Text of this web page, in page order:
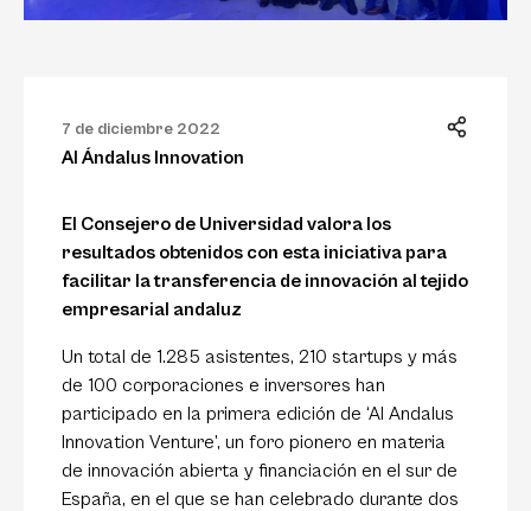
7 de diciembre 2022
Al Ándalus Innovation
El Consejero de Universidad valora los
resultados obtenidos con esta iniciativa para
facilitar la transferencia de innovación al tejido
empresarial andaluz
Un total de 1.285 asistentes, 210 startups y más
de 100 corporaciones e inversores han
participado en la primera edición de ‘Al Andalus
Innovation Venture’, un foro pionero en materia
de innovación abierta y financiación en el sur de
España, en el que se han celebrado durante dos